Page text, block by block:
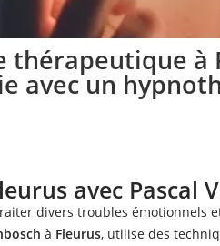
à
vous
thérapeutique à
avec un
avec Pascal
divers troubles émotionnels
à Fleurus, utilise des